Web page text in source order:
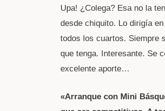
Upa! ¿Colega? Esa no la
desde chiquito. Lo dirigía
todos los cuartos. Siempre
que tenga. Interesante. Se
excelente aporte…
«Arranque con Mini